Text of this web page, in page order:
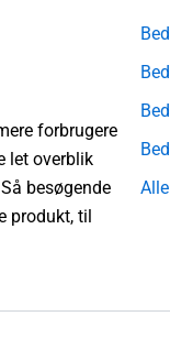
forbrugere
let overblik
besøgende
produkt, til